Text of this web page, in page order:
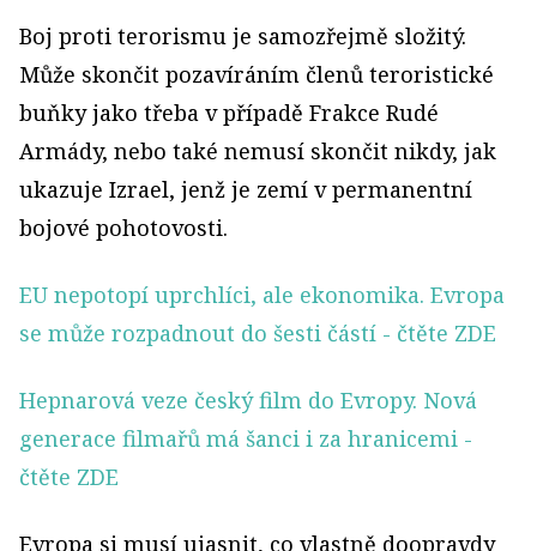
Boj proti terorismu je samozřejmě složitý.
Může skončit pozavíráním členů teroristické
buňky jako třeba v případě Frakce Rudé
Armády, nebo také nemusí skončit nikdy, jak
ukazuje Izrael, jenž je zemí v permanentní
bojové pohotovosti.
EU nepotopí uprchlíci, ale ekonomika. Evropa
se může rozpadnout do šesti částí - čtěte ZDE
Hepnarová veze český film do Evropy. Nová
generace filmařů má šanci i za hranicemi -
čtěte ZDE
Evropa si musí ujasnit, co vlastně doopravdy